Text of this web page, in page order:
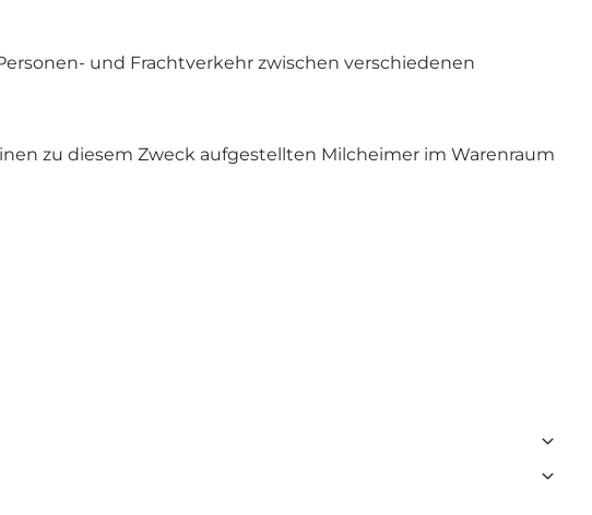
und Frachtverkehr zwischen verschiedenen
zu diesem Zweck aufgestellten Milcheimer im Warenraum